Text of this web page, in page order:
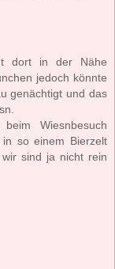
dort in der Nähe
jedoch könnte
genächtigt und das
Wiesnbesuch
in so einem Bierzelt
sind ja nicht rein